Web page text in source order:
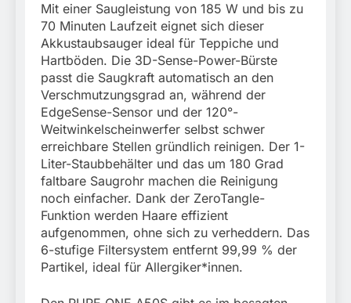
Mit einer Saugleistung von 185 W und bis zu
70 Minuten Laufzeit eignet sich dieser
Akkustaubsauger ideal für Teppiche und
Hartböden. Die 3D-Sense-Power-Bürste
passt die Saugkraft automatisch an den
Verschmutzungsgrad an, während der
EdgeSense-Sensor und der 120°-
Weitwinkelscheinwerfer selbst schwer
erreichbare Stellen gründlich reinigen. Der 1-
Liter-Staubbehälter und das um 180 Grad
faltbare Saugrohr machen die Reinigung
noch einfacher. Dank der ZeroTangle-
Funktion werden Haare effizient
aufgenommen, ohne sich zu verheddern. Das
6-stufige Filtersystem entfernt 99,99 % der
Partikel, ideal für Allergiker*innen.